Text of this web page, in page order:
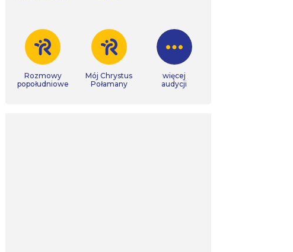
Rozmowy
popołudniowe
Mój Chrystus
Połamany
więcej
audycji